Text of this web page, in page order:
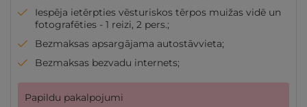
Iespēja ietērpties vēsturiskos tērpos muižas vidē un
fotografēties - 1 reizi, 2 pers.;
Bezmaksas apsargājama autostāvvieta;
Bezmaksas bezvadu internets;
Papildu pakalpojumi